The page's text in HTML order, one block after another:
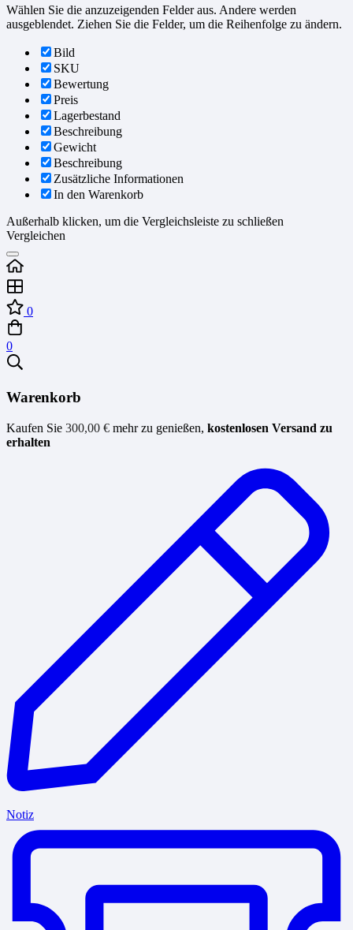
Wählen Sie die anzuzeigenden Felder aus. Andere werden
ausgeblendet. Ziehen Sie die Felder, um die Reihenfolge zu ändern.
Bild
SKU
Bewertung
Preis
Lagerbestand
Beschreibung
Gewicht
Beschreibung
Zusätzliche Informationen
In den Warenkorb
Außerhalb klicken, um die Vergleichsleiste zu schließen
Vergleichen
0
0
Warenkorb
Kaufen Sie 300,00 € mehr zu genießen, kostenlosen Versand zu
erhalten
Notiz